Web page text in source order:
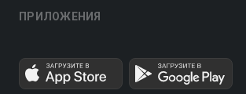
ПРИЛОЖЕНИЯ